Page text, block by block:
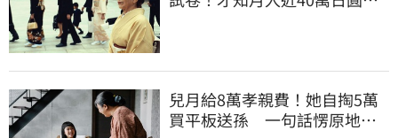
兒月給8萬孝親費！她自掏5萬
買平板送孫 一句話愣原地